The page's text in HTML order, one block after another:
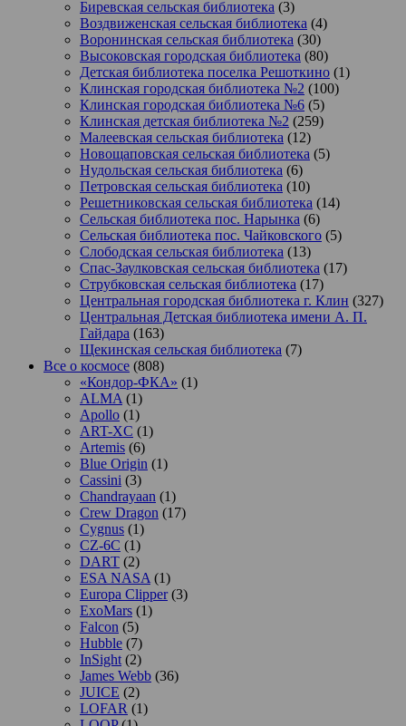
Биревская сельская библиотека (3)
Воздвиженская сельская библиотека (4)
Воронинская сельская библиотека (30)
Высоковская городская библиотека (80)
Детская библиотека поселка Решоткино (1)
Клинская городская библиотека №2 (100)
Клинская городская библиотека №6 (5)
Клинская детская библиотека №2 (259)
Малеевская сельская библиотека (12)
Новощаповская сельская библиотека (5)
Нудольская сельская библиотека (6)
Петровская сельская библиотека (10)
Решетниковская сельская библиотека (14)
Сельская библиотека пос. Нарынка (6)
Сельская библиотека пос. Чайковского (5)
Слободская сельская библиотека (13)
Спас-Заулковская сельская библиотека (17)
Струбковская сельская библиотека (17)
Центральная городская библиотека г. Клин (327)
Центральная Детская библиотека имени А. П.
Гайдара (163)
Щекинская сельская библиотека (7)
Все о космосе (808)
«Кондор-ФКА» (1)
ALMA (1)
Apollo (1)
ART-XC (1)
Artemis (6)
Blue Origin (1)
Cassini (3)
Chandrayaan (1)
Crew Dragon (17)
Cygnus (1)
CZ-6C (1)
DART (2)
ESA NASA (1)
Europa Clipper(3)
ExoMars (1)
Falcon (5)
Hubble (7)
InSight (2)
James Webb (36)
JUICE (2)
LOFAR (1)